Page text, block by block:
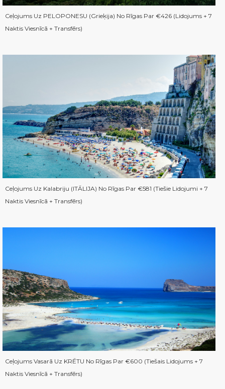
Ceļojums Uz PELOPONESU (Grieķija) No Rīgas Par €426 (Lidojums + 7
Naktis Viesnīcā + Transfērs)
Ceļojums Uz Kalabriju (ITĀLIJA) No Rīgas Par €581 (Tiešie Lidojumi + 7
Naktis Viesnīcā + Transfērs)
Ceļojums Vasarā Uz KRĒTU No Rīgas Par €600 (Tiešais Lidojums + 7
Naktis Viesnīcā + Transfērs)